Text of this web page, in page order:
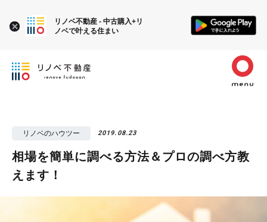
リノベのハウツー 2019.08.23
相場を簡単に調べる方法＆プロの調べ方教
えます！
リノベ不動産 - 中古購入+リ
ノベで叶える住まい